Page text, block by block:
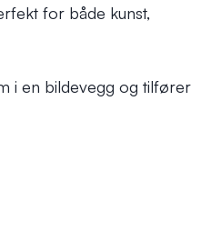
for både kunst,
i en bildevegg og tilfører